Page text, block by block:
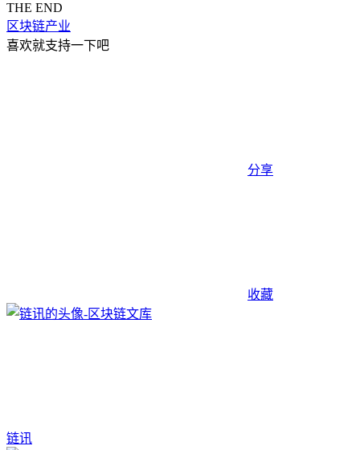
THE END
区块链产业
喜欢就支持一下吧
分享
收藏
链讯